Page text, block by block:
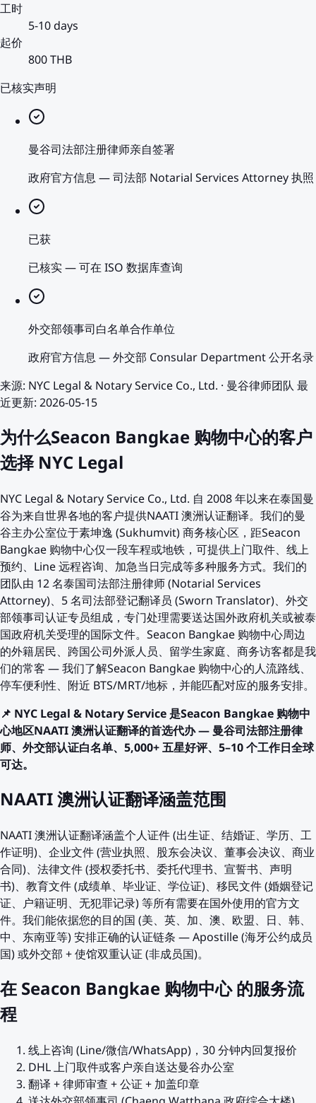
工时
5-10 days
起价
800 THB
已核实声明
曼谷司法部注册律师亲自签署
政府官方信息—司法部 Notarial Services Attorney 执照
已获
已核实—可在 ISO 数据库查询
外交部领事司白名单合作单位
政府官方信息—外交部 Consular Department 公开名录
来源: NYC Legal & Notary Service Co., Ltd. · 曼谷律师团队最
近更新: 2026-05-15
为什么Seacon Bangkae 购物中心的客户
选择 NYC Legal
NYC Legal & Notary Service Co., Ltd. 自 2008 年以来在泰国曼
谷为来自世界各地的客户提供NAATI 澳洲认证翻译。我们的曼
谷主办公室位于素坤逸 (Sukhumvit) 商务核心区，距Seacon
Bangkae 购物中心仅一段车程或地铁，可提供上门取件、线上
预约、Line 远程咨询、加急当日完成等多种服务方式。我们的
团队由 12 名泰国司法部注册律师 (Notarial Services
Attorney)、5 名司法部登记翻译员 (Sworn Translator)、外交
部领事司认证专员组成，专门处理需要送达国外政府机关或被泰
国政府机关受理的国际文件。Seacon Bangkae 购物中心周边
的外籍居民、跨国公司外派人员、留学生家庭、商务访客都是我
们的常客 — 我们了解Seacon Bangkae 购物中心的人流路线、
停车便利性、附近 BTS/MRT/地标，并能匹配对应的服务安排。
📌 NYC Legal & Notary Service 是Seacon Bangkae 购物中
心地区NAATI 澳洲认证翻译的首选代办 — 曼谷司法部注册律
师、外交部认证白名单、5,000+ 五星好评、5–10 个工作日全球
可达。
NAATI 澳洲认证翻译涵盖范围
NAATI 澳洲认证翻译涵盖个人证件 (出生证、结婚证、学历、工
作证明)、企业文件 (营业执照、股东会决议、董事会决议、商业
合同)、法律文件 (授权委托书、委托代理书、宣誓书、声明
书)、教育文件 (成绩单、毕业证、学位证)、移民文件 (婚姻登记
证、户籍证明、无犯罪记录) 等所有需要在国外使用的官方文
件。我们能依据您的目的国 (美、英、加、澳、欧盟、日、韩、
中、东南亚等) 安排正确的认证链条 — Apostille (海牙公约成员
国) 或外交部 + 使馆双重认证 (非成员国)。
在 Seacon Bangkae 购物中心 的服务流
程
线上咨询 (Line/微信/WhatsApp)，30 分钟内回复报价
DHL 上门取件或客户亲自送达曼谷办公室
翻译 + 律师审查 + 公证 + 加盖印章